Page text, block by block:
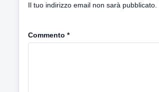
Il tuo indirizzo email non sarà pubblicato.
Commento *